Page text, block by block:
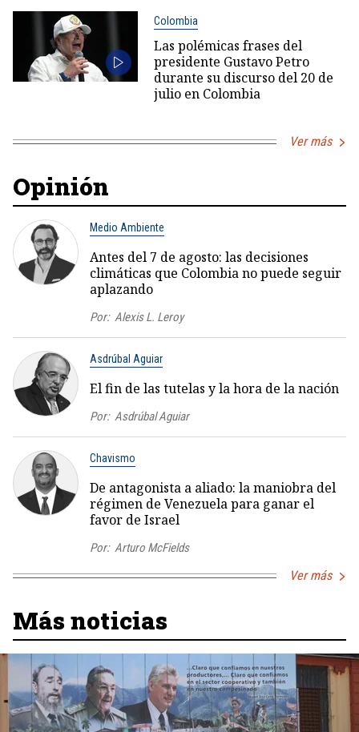
Colombia
Las polémicas frases del
presidente Gustavo Petro
durante su discurso del 20 de
julio en Colombia
Ver más
Opinión
Medio Ambiente
Antes del 7 de agosto: las decisiones
climáticas que Colombia no puede seguir
aplazando
Por: Alexis L. Leroy
Asdrúbal Aguiar
El fin de las tutelas y la hora de la nación
Por: Asdrúbal Aguiar
Chavismo
De antagonista a aliado: la maniobra del
régimen de Venezuela para ganar el
favor de Israel
Por: Arturo McFields
Ver más
Más noticias